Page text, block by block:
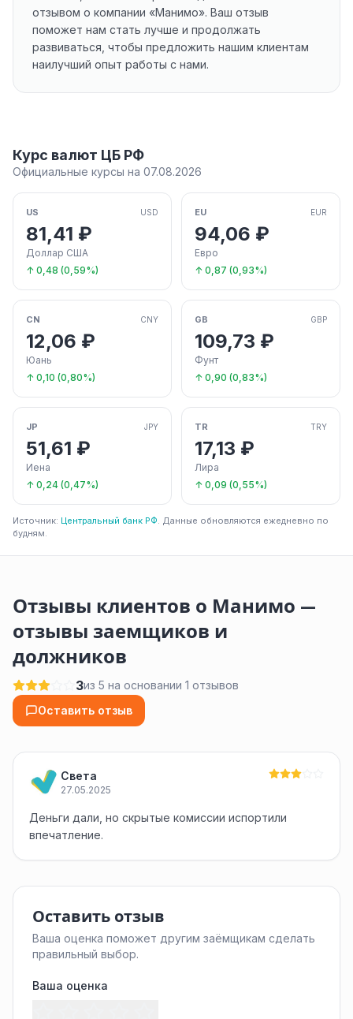
отзывом о компании «Манимо». Ваш отзыв
поможет нам стать лучше и продолжать
развиваться, чтобы предложить нашим клиентам
наилучший опыт работы с нами.
Курс валют ЦБ РФ
Официальные курсы на 07.08.2026
US USD
81,41 ₽
Доллар США
↑ 0,48 (0,59%)
EU EUR
94,06 ₽
Евро
↑ 0,87 (0,93%)
CN CNY
12,06 ₽
Юань
↑ 0,10 (0,80%)
GB GBP
109,73 ₽
Фунт
↑ 0,90 (0,83%)
JP JPY
51,61 ₽
Иена
↑ 0,24 (0,47%)
TR TRY
17,13 ₽
Лира
↑ 0,09 (0,55%)
Источник: Центральный банк РФ. Данные обновляются ежедневно по
будням.
Отзывы клиентов о Манимо —
отзывы заемщиков и
должников
3из 5 на основании 1 отзывов
Оставить отзыв
Света
27.05.2025
Деньги дали, но скрытые комиссии испортили
впечатление.
Оставить отзыв
Ваша оценка поможет другим заёмщикам сделать
правильный выбор.
Ваша оценка